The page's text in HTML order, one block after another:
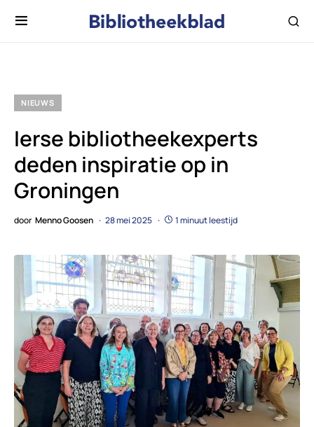
NIEUWS
Ierse bibliotheekexperts
deden inspiratie op in
Groningen
door Menno Goosen 28 mei 2025 1 minuut leestijd